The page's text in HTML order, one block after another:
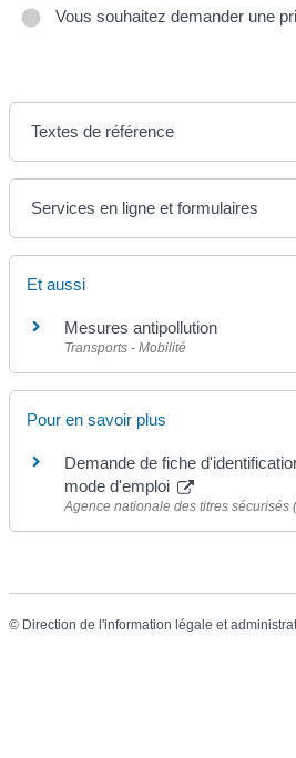
Vous souhaitez demander une
Textes de référence
Services en ligne et formulaires
Et aussi
Mesures antipollution
Transports - Mobilité
Pour en savoir plus
Demande de fiche
mode d'emploi
Agence nationale des titres sécurisés
© Direction de l'information légale et